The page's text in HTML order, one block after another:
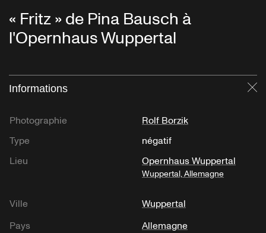
« Fritz » de Pina Bausch à
l'Opernhaus Wuppertal
Informations
Photographie
Rolf Borzik
Type
négatif
Lieu
Opernhaus Wuppertal
Wuppertal, Allemagne
Ville
Wuppertal
Pays
Allemagne